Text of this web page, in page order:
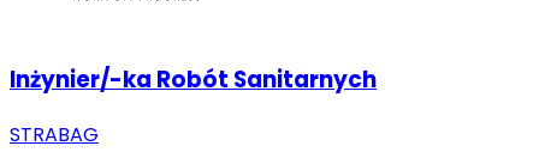
Inżynier/-ka Robót Sanitarnych
STRABAG